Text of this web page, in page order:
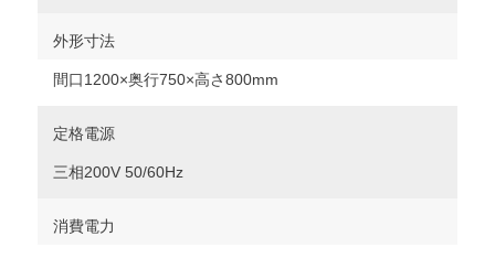
外形寸法
間口1200×奥行750×高さ800mm
定格電源
三相200V 50/60Hz
消費電力